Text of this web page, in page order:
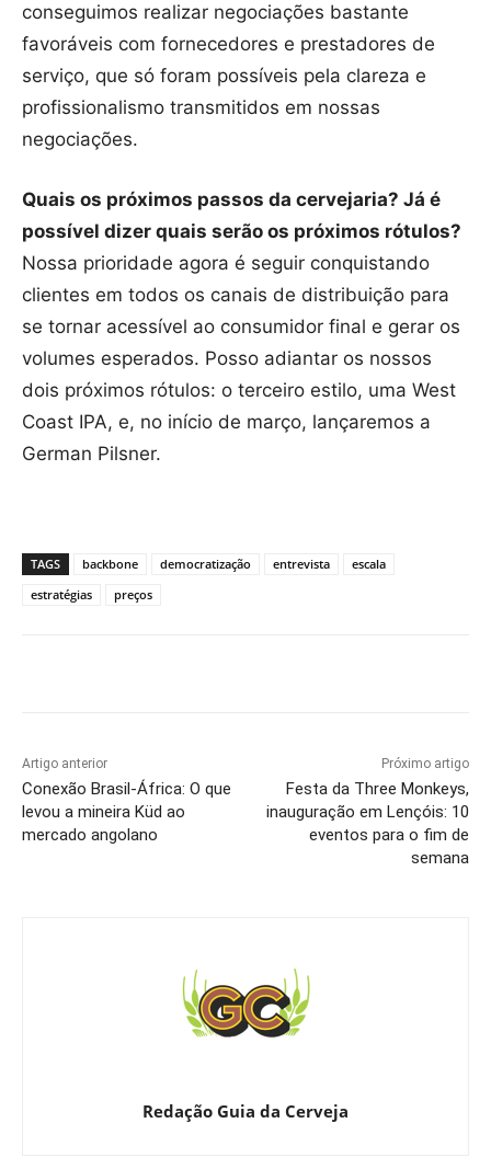
conseguimos realizar negociações bastante
favoráveis com fornecedores e prestadores de
serviço, que só foram possíveis pela clareza e
profissionalismo transmitidos em nossas
negociações.
Quais os próximos passos da cervejaria? Já é
possível dizer quais serão os próximos rótulos?
Nossa prioridade agora é seguir conquistando
clientes em todos os canais de distribuição para
se tornar acessível ao consumidor final e gerar os
volumes esperados. Posso adiantar os nossos
dois próximos rótulos: o terceiro estilo, uma West
Coast IPA, e, no início de março, lançaremos a
German Pilsner.
TAGS backbone democratização entrevista
escala
estratégias
preços
Artigo anterior
Conexão Brasil-África: O que
levou a mineira Küd ao
mercado angolano
Próximo artigo
Festa da Three Monkeys,
inauguração em Lençóis: 10
eventos para o fim de
semana
Redação Guia da Cerveja